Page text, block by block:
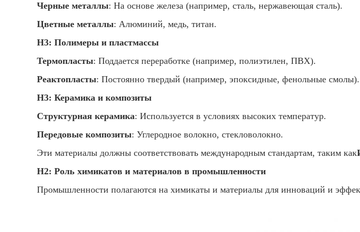
Черные металлы: На основе железа (например, сталь, нержавеющая сталь).
Цветные металлы: Алюминий, медь, титан.
H3: Полимеры и пластмассы
Термопласты: Поддается переработке (например, полиэтилен, ПВХ).
Реактопласты: Постоянно твердый (например, эпоксидные, фенольные смолы).
H3: Керамика и композиты
Структурная керамика: Используется в условиях высоких температур.
Передовые композиты: Углеродное волокно, стекловолокно.
Эти материалы должны соответствовать международным стандартам, таким как
H2: Роль химикатов и материалов в промышленности
Промышленности полагаются на химикаты и материалы для инноваций и